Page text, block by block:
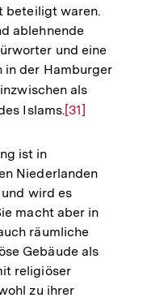
beteiligt waren.
ablehnende
und eine
in der Hamburger
als
Islams.Zur
Fußnote
[31]
ist in
Niederlanden
wird es
macht aber in
räumliche
Gebäude als
religiöser
zu ihrer